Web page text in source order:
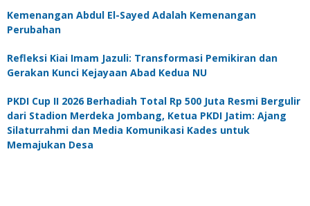
Kemenangan Abdul El-Sayed Adalah Kemenangan
Perubahan
Refleksi Kiai Imam Jazuli: Transformasi Pemikiran dan
Gerakan Kunci Kejayaan Abad Kedua NU
PKDI Cup II 2026 Berhadiah Total Rp 500 Juta Resmi Bergulir
dari Stadion Merdeka Jombang, Ketua PKDI Jatim: Ajang
Silaturrahmi dan Media Komunikasi Kades untuk
Memajukan Desa